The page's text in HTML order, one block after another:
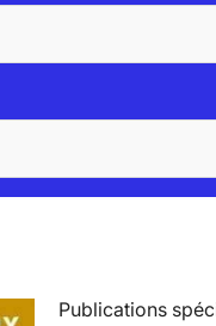
Publications